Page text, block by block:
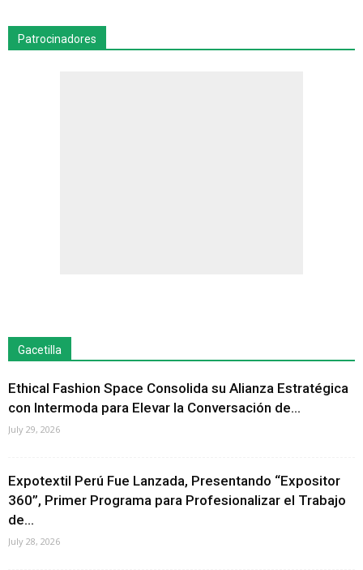
Patrocinadores
Gacetilla
Ethical Fashion Space Consolida su Alianza Estratégica
con Intermoda para Elevar la Conversación de...
July 29, 2026
Expotextil Perú Fue Lanzada, Presentando “Expositor
360”, Primer Programa para Profesionalizar el Trabajo
de...
July 28, 2026